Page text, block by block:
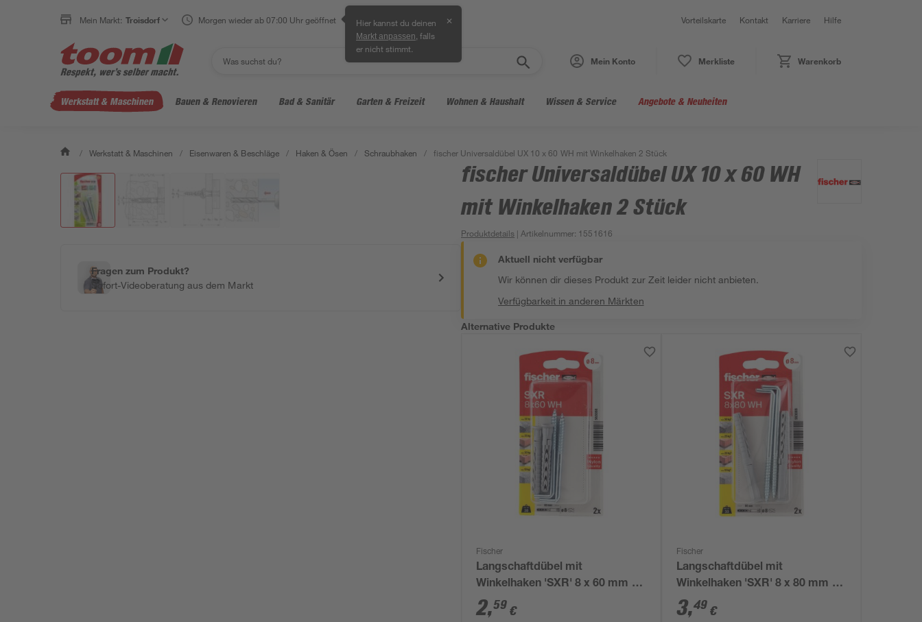
Mein Markt: Troisdorf Morgen wieder ab 07:00 Uhr geöffnet Hier kannst du deinen
Markt anpassen , falls
er nicht stimmt.
✕ Vorteilskarte Kontakt Karriere Hilfe
Mein Konto Merkliste Warenkorb
Werkstatt & Maschinen Bauen & Renovieren Bad & Sanitär Garten & Freizeit Wohnen & Haushalt Wissen & Service Angebote & Neuheiten
/ Werkstatt & Maschinen / Eisenwaren & Beschläge / Haken & Ösen / Schraubhaken / fischer Universaldübel UX 10 x 60 WH mit Winkelhaken 2 Stück
Fragen zum Produkt?
Sofort-Videoberatung aus dem Markt
fischer Universaldübel UX 10 x 60 WH
mit Winkelhaken 2 Stück
Produktdetails | Artikelnummer: 1551616
Aktuell nicht verfügbar
Wir können dir dieses Produkt zur Zeit leider nicht anbieten.
Verfügbarkeit in anderen Märkten
Alternative Produkte
Fischer
Langschaftdübel mit
Winkelhaken 'SXR' 8 x 60 mm 4-
teilig
2,59 €
Fischer
Langschaftdübel mit
Winkelhaken 'SXR' 8 x 80 mm 4-
teilig
3,49 €